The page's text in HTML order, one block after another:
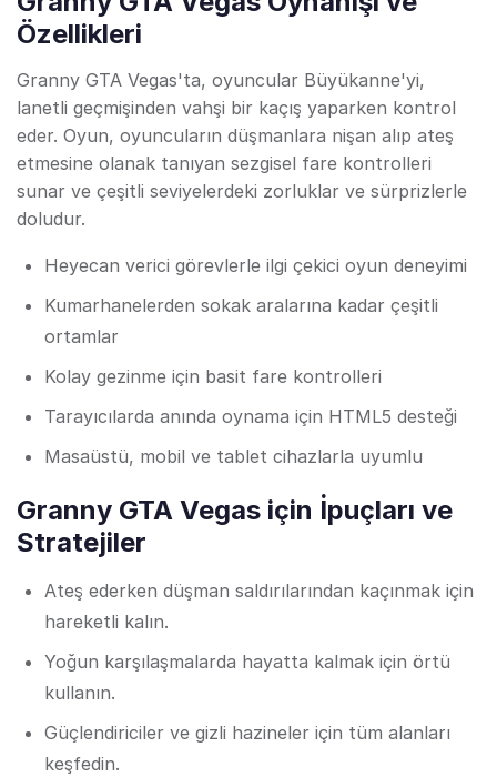
Özellikleri
Granny GTA Vegas'ta, oyuncular Büyükanne'yi,
lanetli geçmişinden vahşi bir kaçış yaparken kontrol
eder. Oyun, oyuncuların düşmanlara nişan alıp ateş
etmesine olanak tanıyan sezgisel fare kontrolleri
sunar ve çeşitli seviyelerdeki zorluklar ve sürprizlerle
doludur.
Heyecan verici görevlerle ilgi çekici oyun deneyimi
Kumarhanelerden sokak aralarına kadar çeşitli
ortamlar
Kolay gezinme için basit fare kontrolleri
Tarayıcılarda anında oynama için HTML5 desteği
Masaüstü, mobil ve tablet cihazlarla uyumlu
Granny GTA Vegas için İpuçları ve
Stratejiler
Ateş ederken düşman saldırılarından kaçınmak için
hareketli kalın.
Yoğun karşılaşmalarda hayatta kalmak için örtü
kullanın.
Güçlendiriciler ve gizli hazineler için tüm alanları
keşfedin.